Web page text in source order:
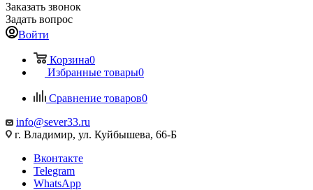
Заказать звонок
Задать вопрос
Войти
Корзина0
Избранные товары0
Сравнение товаров0
info@sever33.ru
г. Владимир, ул. Куйбышева, 66-Б
Вконтакте
Telegram
WhatsApp